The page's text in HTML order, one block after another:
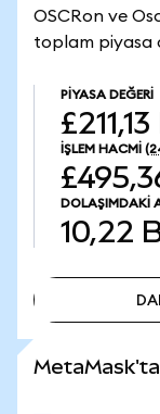
OSCRon ve
toplam piyasa
PIYASA DEĞERI
İŞLEM HACMI
DOLAŞIMDAKI
10,22
MetaMask'ta